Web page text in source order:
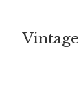
Vintage